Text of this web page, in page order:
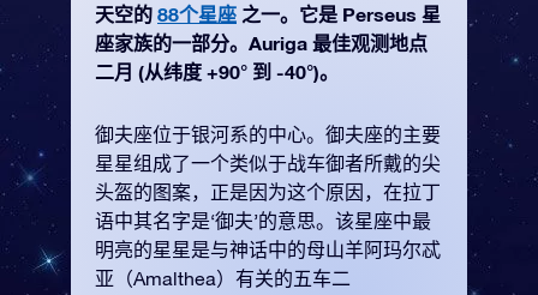
天空的 88个星座 之一。它是 Perseus 星
座家族的一部分。Auriga 最佳观测地点
二月 (从纬度 +90° 到 -40°)。
御夫座位于银河系的中心。御夫座的主要
星星组成了一个类似于战车御者所戴的尖
头盔的图案，正是因为这个原因，在拉丁
语中其名字是‘御夫’的意思。该星座中最
明亮的星星是与神话中的母山羊阿玛尔忒
亚（Amalthea）有关的五车二